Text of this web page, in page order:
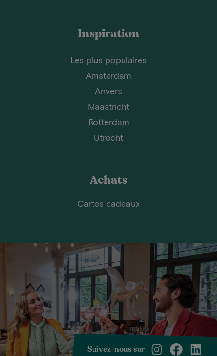
Inspiration
Les plus populaires
Amsterdam
Anvers
Maastricht
Rotterdam
Utrecht
Achats
Cartes cadeaux
Suivez-nous sur